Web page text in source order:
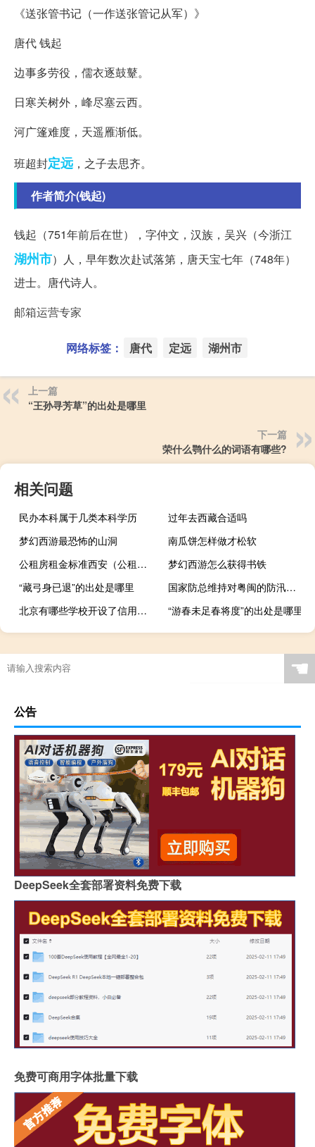
《送张管书记（一作送张管记从军）》
唐代 钱起
边事多劳役，儒衣逐鼓鼙。
日寒关树外，峰尽塞云西。
河广篷难度，天遥雁渐低。
班超封定远 ，之子去思齐。
作者简介(钱起)
钱起（751年前后在世），字仲文，汉族，吴兴（今浙江
湖州市）人，早年数次赴试落第，唐天宝七年（748年）
进士。唐代诗人。
邮箱运营专家
网络标签： 唐代 定远 湖州市
上一篇
“王孙寻芳草”的出处是哪里
下一篇
荣什么鹗什么的词语有哪些?
相关问题
民办本科属于几类本科学历
过年去西藏合适吗
梦幻西游最恐怖的山洞
南瓜饼怎样做才松软
公租房租金标准西安（公租房租金标准）
梦幻西游怎么获得书铁
“藏弓身已退”的出处是哪里
国家防总维持对粤闽的防汛防台风三级应急响应
北京有哪些学校开设了信用管理专业
“游春未足春将度”的出处是哪里
☚
公告
DeepSeek全套部署资料免费下载
免费可商用字体批量下载